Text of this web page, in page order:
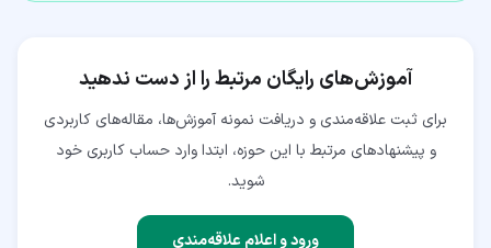
آموزش‌های رایگان مرتبط را از دست ندهید
برای ثبت علاقه‌مندی و دریافت نمونه آموزش‌ها، مقاله‌های کاربردی
و پیشنهادهای مرتبط با این حوزه، ابتدا وارد حساب کاربری خود
شوید.
ورود و اعلام علاقه‌مندی